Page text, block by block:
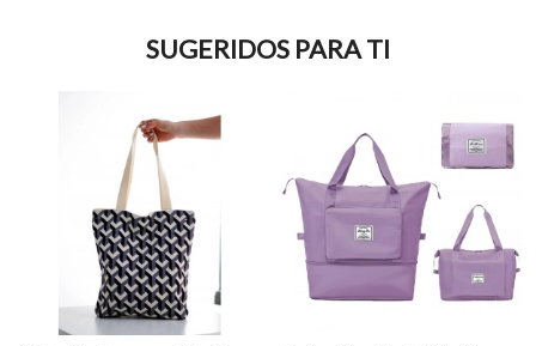
SUGERIDOS PARA TI